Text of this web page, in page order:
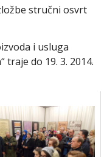
stručni osvrt
i usluga
traje do 19. 3. 2014.